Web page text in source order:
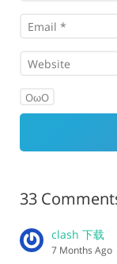
OωO
33
clash 下载
7 Months Ago